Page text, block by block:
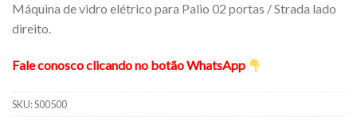
Máquina de vidro elétrico para Palio 02 portas / Strada lado
direito.
Fale conosco clicando no botão WhatsApp
SKU:S00500